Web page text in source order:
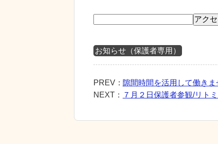
お知らせ（保護者専用）
PREV： 隙間時間を活用して働きま
NEXT：
７月２日保護者参観/リト